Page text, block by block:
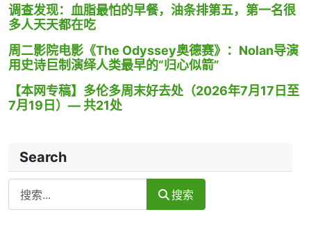
调查发现：血脂最怕的早餐，油条排第五，第一名很
多人天天都在吃
周二影院电影《The Odyssey奥德赛》：Nolan导演
用史诗巨制演绎人类最早的“归心似箭”
【本网专稿】多伦多周末好去处（2026年7月17日至
7月19日）— 共21处
Search
Search
搜索